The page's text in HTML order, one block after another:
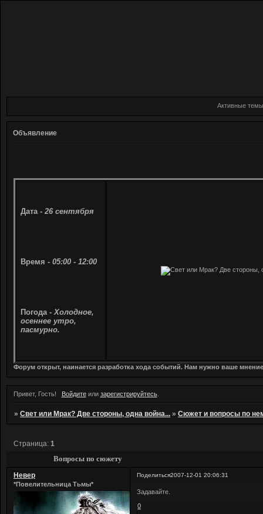
Активные темы
Объявление
Дата - 26 сентября
Время - 05:00 - 12:00
Погода - Холодное,
осеннее утро,
пасмурно.
Форум открыт, наинается разработка хода событий. Нам нужно ваше
Привет, Гость! Войдитеили зарегистрируйтесь.
»Свет или Мрак? Две стороны, одна война... »Сюжет и вопросы по
Вопросы по сюжету
Страница:1
Поделиться2007-12-01 20:06:31
Невер
*Повелительница Тьмы*
Задавайте.
0